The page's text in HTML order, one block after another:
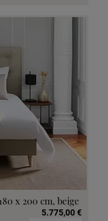
x 200 cm, beige
5.775,00 €